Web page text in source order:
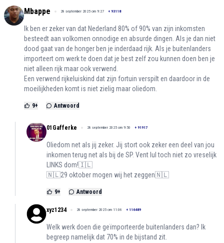
Mbappe 28 september 2025 om 9:27 + 93118
Ik ben er zeker van dat Nederland 80% of 90% van zijn inkomsten
besteedt aan volkomen onnodige en absurde dingen. Als je dan niet
dood gaat van de honger ben je inderdaad rijk. Als je buitenlanders
importeert om werk te doen dat je best zelf zou kunnen doen ben je
niet alleen rijk maar ook verwend.
Een verwend rijkeluiskind dat zijn fortuin verspilt en daardoor in de
moeilijkheden komt is niet zielig maar oliedom.
9+ Antwoord
01Gafferke 28 september 2025 om 9:50 + 91917
Oliedom net als jij zeker. Jij stort ook zeker een deel van jou
inkomen terug net als bij de SP. Vent lul toch niet zo vreselijk
LINKS dom!🇮🇱
🇳🇱29 oktober mogen wij het zeggen🇳🇱
9+ Antwoord
xyz1234 28 september 2025 om 11:06 + 116489
Welk werk doen die geïmporteerde buitenlanders dan? Ik
begreep namelijk dat 70% in de bijstand zit.